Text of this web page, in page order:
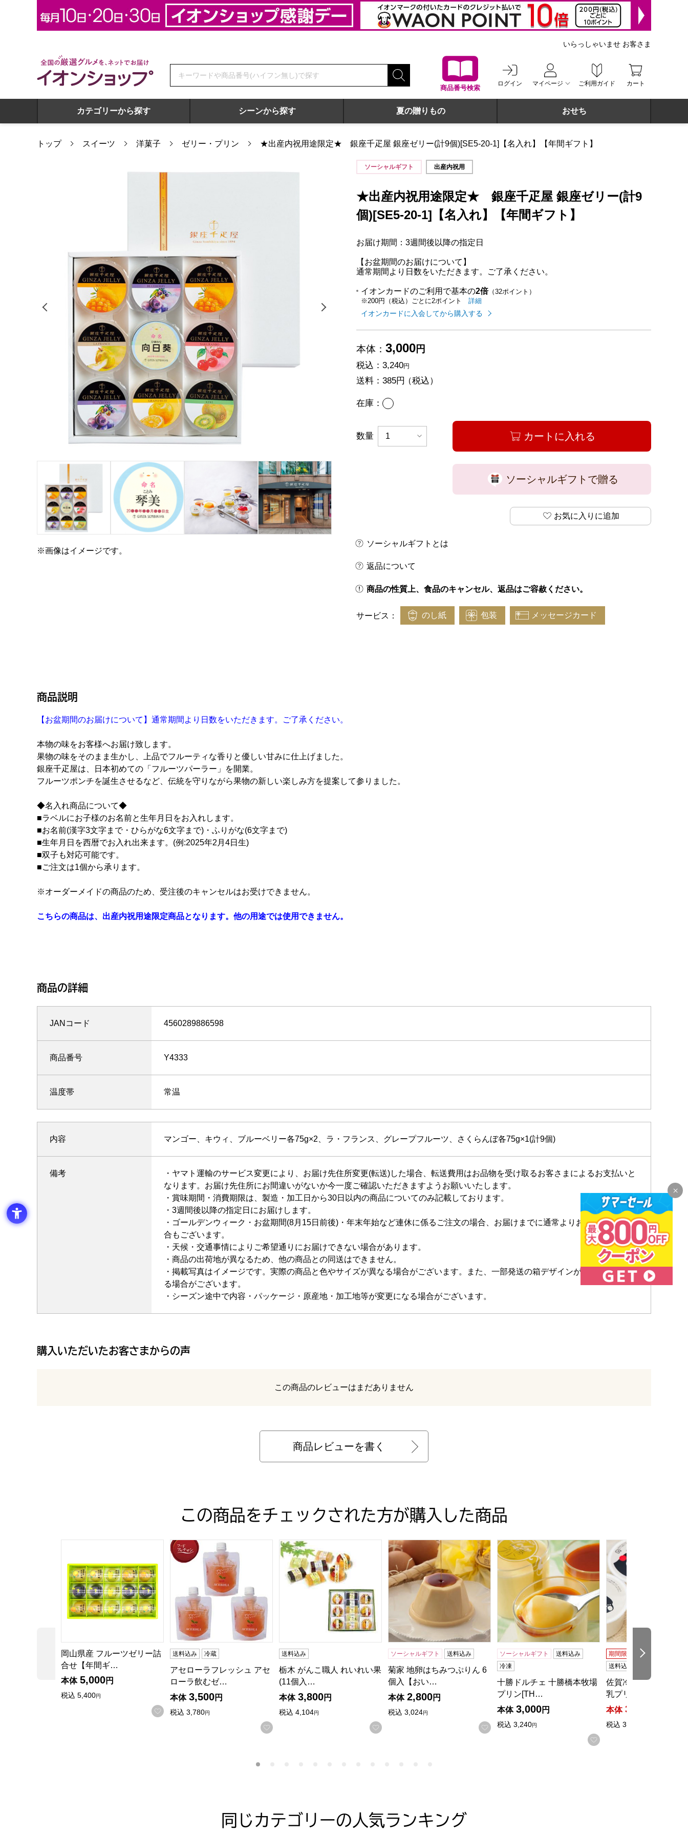
全国の厳選グルメを、ネットでお届け イオンショップ
商品番号検索
ログイン マイページ ご利用ガイド カート
いらっしゃいませ お客さま
カテゴリーから探す シーンから探す 夏の贈りもの おせち
トップ スイーツ 洋菓子 ゼリー・プリン ★出産内祝用途限定★ 銀座千疋屋 銀座ゼリー(計9個)[SE5-20-1]【名入れ】【年間ギフト】
前の画像を表示する 次の画像を表示する
※画像はイメージです。
ソーシャルギフト 出産内祝用
★出産内祝用途限定★ 銀座千疋屋 銀座ゼリー(計9
個)[SE5-20-1]【名入れ】【年間ギフト】
お届け期間：3週間後以降の指定日
【お盆期間のお届けについて】
通常期間より日数をいただきます。ご了承ください。
イオンカードのご利用で基本の2倍（32ポイント）
※200円（税込）ごとに2ポイント
イオンカードのご利用でたまるポイントの
詳細
イオンカードに入会してから購入する
本体： 3,000円
税込： 3,240円
送料： 385円（税込）
在庫： あり
数量 カートに入れる
ソーシャルギフトで贈る
お気に入りに追加
ソーシャルギフトとは
返品について
商品の性質上、食品のキャンセル、返品はご容赦ください。
サービス： のし紙 包装 メッセージカード
商品説明
【お盆期間のお届けについて】通常期間より日数をいただきます。ご了承ください。
本物の味をお客様へお届け致します。
果物の味をそのまま生かし、上品でフルーティな香りと優しい甘みに仕上げました。
銀座千疋屋は、日本初めての「フルーツパーラー」を開業。
フルーツポンチを誕生させるなど、伝統を守りながら果物の新しい楽しみ方を提案して参りました。
◆名入れ商品について◆
■ラベルにお子様のお名前と生年月日をお入れします。
■お名前(漢字3文字まで・ひらがな6文字まで)・ふりがな(6文字まで)
■生年月日を西暦でお入れ出来ます。(例:2025年2月4日生)
■双子も対応可能です。
■ご注文は1個から承ります。
※オーダーメイドの商品のため、受注後のキャンセルはお受けできません。
こちらの商品は、出産内祝用途限定商品となります。他の用途では使用できません。
商品の詳細
JANコード 4560289886598
商品番号 Y4333
温度帯 常温
内容 マンゴー、キウィ、ブルーベリー各75g×2、ラ・フランス、グレープフルーツ、さくらんぼ各75g×1(計9個)
備考
・ヤマト運輸のサービス変更により、お届け先住所変更(転送)した場合、転送費用はお品物を受け取るお客さまによるお支払いと
なります。お届け先住所にお間違いがないか今一度ご確認いただきますようお願いいたします。
・賞味期間・消費期限は、製造・加工日から30日以内の商品についてのみ記載しております。
・3週間後以降の指定日にお届けします。
・ゴールデンウィーク・お盆期間(8月15日前後)・年末年始など連休に係るご注文の場合、お届けまでに通常よりお時間を頂く場
合もございます。
・天候・交通事情によりご希望通りにお届けできない場合があります。
・商品の出荷地が異なるため、他の商品との同送はできません。
・掲載写真はイメージです。実際の商品と色やサイズが異なる場合がございます。また、一部発送の箱デザインが若干変更にな
る場合がございます。
・シーズン途中で内容・パッケージ・原産地・加工地等が変更になる場合がございます。
購入いただいたお客さまからの声
レビュー
この商品のレビューはまだありません
商品レビューを書く
この商品をチェックされた方が購入した商品
前の商品
岡山県産 フルーツゼリー詰合せ【年間ギフト】
岡山県産 フルーツゼリー詰
合せ【年間ギ…
本体 5,000円
税込 5,400円
お気に入りに登録する
アセローラフレッシュ アセローラ飲むゼリー 130g×8【フードアルチザン】
送料込み 冷蔵
アセローラフレッシュ アセ
ローラ飲むゼ…
本体 3,500円
税込 3,780円
お気に入りに登録する
栃木 がんこ職人 れいれい果(11個入)【お届け期間:7月1日〜9月10日】【KN】
送料込み
栃木 がんこ職人 れいれい果
(11個入…
本体 3,800円
税込 4,104円
お気に入りに登録する
菊家 地卵はちみつぷりん 6個入【おいしいお取り寄せ】
ソーシャルギフト 送料込み
菊家 地卵はちみつぷりん 6
個入【おい…
本体 2,800円
税込 3,024円
お気に入りに登録する
十勝ドルチェ 十勝橋本牧場プリン[THBP-7]【おい
ソーシャルギフト
送料込み
冷凍
十勝ドルチェ 十勝橋本牧場
プリン[TH…
本体 3,000円
税込 3,240円
お気に入りに登録する
佐賀冷凍食品 くまモ
期間限定
ソーシャルギフ
送料込み
佐賀冷凍食品 くまモ
乳プリン 2…
本体 3,200
税込 3,456
次の商品
同じカテゴリーの人気ランキング